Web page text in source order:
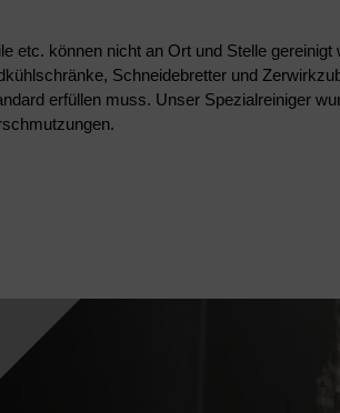
etc. können nicht an Ort und Stelle
Schneidebretter und
erfüllen muss. Unser Spezialreiniger